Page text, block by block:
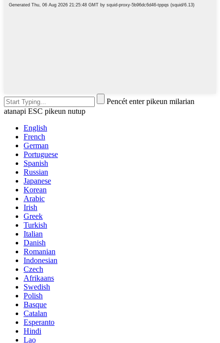
Pencét enter pikeun milarian
atanapi ESC pikeun nutup
English
French
German
Portuguese
Spanish
Russian
Japanese
Korean
Arabic
Irish
Greek
Turkish
Italian
Danish
Romanian
Indonesian
Czech
Afrikaans
Swedish
Polish
Basque
Catalan
Esperanto
Hindi
Lao